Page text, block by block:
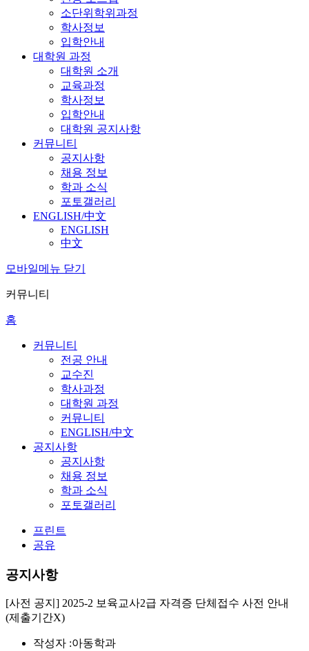
소단위학위과정
학사정보
입학안내
대학원 과정
대학원 소개
교육과정
학사정보
입학안내
대학원 공지사항
커뮤니티
공지사항
채용 정보
학과 소식
포토갤러리
ENGLISH/中文
ENGLISH
中文
모바일메뉴 닫기
커뮤니티
홈
커뮤니티
전공 안내
교수진
학사과정
대학원 과정
커뮤니티
ENGLISH/中文
공지사항
공지사항
채용 정보
학과 소식
포토갤러리
프린트
공유
공지사항
[사전 공지] 2025-2 보육교사2급 자격증 단체접수 사전 안내
(제출기간X)
작성자 :아동학과